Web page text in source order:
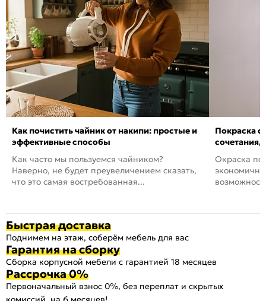
Как почистить чайник от накипи: простые и
эффективные способы
Как часто мы пользуемся чайником?
Наверно, не будет преувеличением сказать,
что это самая востребованная...
Покраска
сочетания,
Окраска
Быстрая доставка
Поднимем на этаж, соберём мебель для вас
Гарантия на сборку
Сборка корпусной мебели с гарантией 18 месяцев
Рассрочка 0%
Первоначальный взнос 0%, без переплат и скрытых